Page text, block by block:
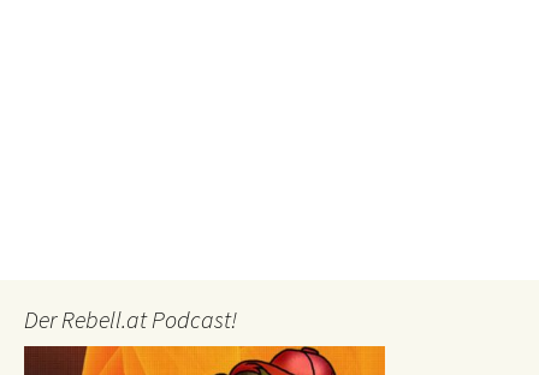
Der Rebell.at Podcast!